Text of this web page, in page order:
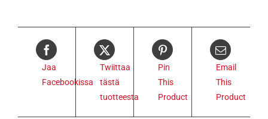
Jaa
Facebookissa
Twiittaa
tästä
tuotteesta
Pin
This
Product
Email
This
Product